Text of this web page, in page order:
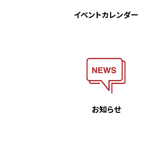
イベントカレンダー
お知らせ